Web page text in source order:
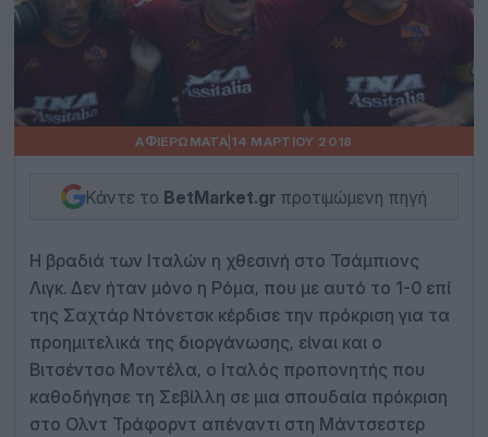
ΑΦΙΕΡΏΜΑΤΑ| 14 ΜΑΡΤΊΟΥ 2018
Κάντε το BetMarket.gr προτιμώμενη πηγή
Η βραδιά των Ιταλών η χθεσινή στο Τσάμπιονς
Λιγκ. Δεν ήταν μόνο η Ρόμα, που με αυτό το 1-0 επί
της Σαχτάρ Ντόνετσκ κέρδισε την πρόκριση για τα
προημιτελικά της διοργάνωσης, είναι και ο
Βιτσέντσο Μοντέλα, ο Ιταλός προπονητής που
καθοδήγησε τη Σεβίλλη σε μια σπουδαία πρόκριση
στο Ολντ Τράφορντ απέναντι στη Μάντσεστερ